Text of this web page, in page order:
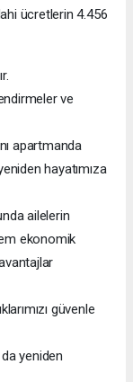
ücretlerin 4.456
ve
apartmanda
hayatımıza
ailelerin
ekonomik
güvenle
yeniden